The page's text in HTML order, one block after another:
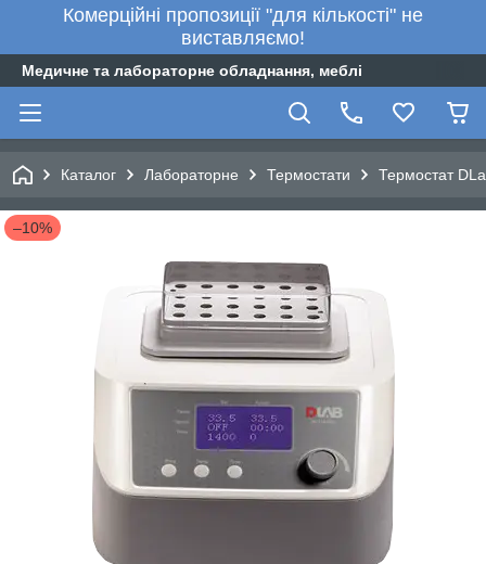
Комерційні пропозиції "для кількості" не
виставляємо!
Медичне та лабораторне обладнання, меблі
Каталог Лабораторне Термостати Термостат
–10%